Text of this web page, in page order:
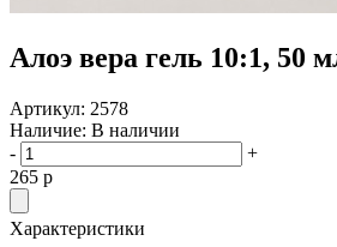
Алоэ вера гель 10:1, 50
Артикул: 2578
Наличие: В наличии
-
+
265 p
Характеристики